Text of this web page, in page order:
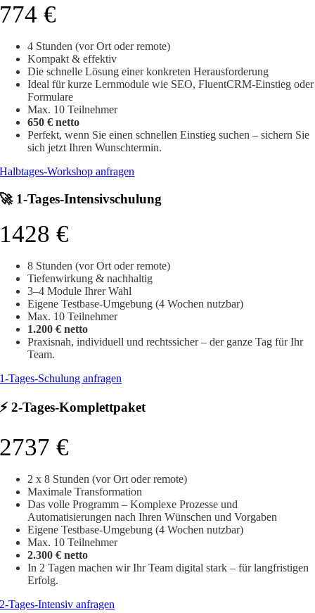
774 €
4 Stunden (vor Ort oder remote)
Kompakt & effektiv
Die schnelle Lösung einer konkreten Herausforderung
Ideal für kurze Lernmodule wie SEO, FluentCRM-Einstieg oder
Formulare
Max. 10 Teilnehmer
650 € netto
Perfekt, wenn Sie einen schnellen Einstieg suchen – sichern Sie
sich jetzt Ihren Wunschtermin.
Halbtages-Workshop anfragen
🚀 1-Tages-Intensivschulung
1428 €
8 Stunden (vor Ort oder remote)
Tiefenwirkung & nachhaltig
3–4 Module Ihrer Wahl
Eigene Testbase-Umgebung (4 Wochen nutzbar)
Max. 10 Teilnehmer
1.200 € netto
Praxisnah, individuell und rechtssicher – der ganze Tag für Ihr
Team.
1-Tages-Schulung anfragen
⚡ 2-Tages-Komplettpaket
2737 €
2 x 8 Stunden (vor Ort oder remote)
Maximale Transformation
Das volle Programm – Komplexe Prozesse und
Automatisierungen nach Ihren Wünschen und Vorgaben
Eigene Testbase-Umgebung (4 Wochen nutzbar)
Max. 10 Teilnehmer
2.300 € netto
In 2 Tagen machen wir Ihr Team digital stark – für langfristigen
Erfolg.
2-Tages-Intensiv anfragen